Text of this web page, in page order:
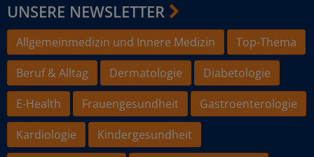
UNSERE NEWSLETTER
Allgemeinmedizin und Innere Medizin
Top-Thema
Beruf & Alltag
Dermatologie
Diabetologie
E-Health
Frauengesundheit
Gastroenterologie
Kardiologie
Kindergesundheit